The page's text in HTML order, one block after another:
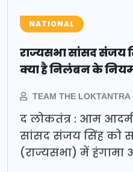
NATIONAL
राज्यसभा सांसद संजय
क्या है निलंबन के
TEAM THE LOKTANTRA
द लोकतंत्र : आम आदमी
सांसद संजय सिंह को
(राज्यसभा) में हंगामा